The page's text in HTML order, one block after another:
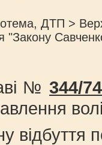
ДТП >
"Закону
№ 344/